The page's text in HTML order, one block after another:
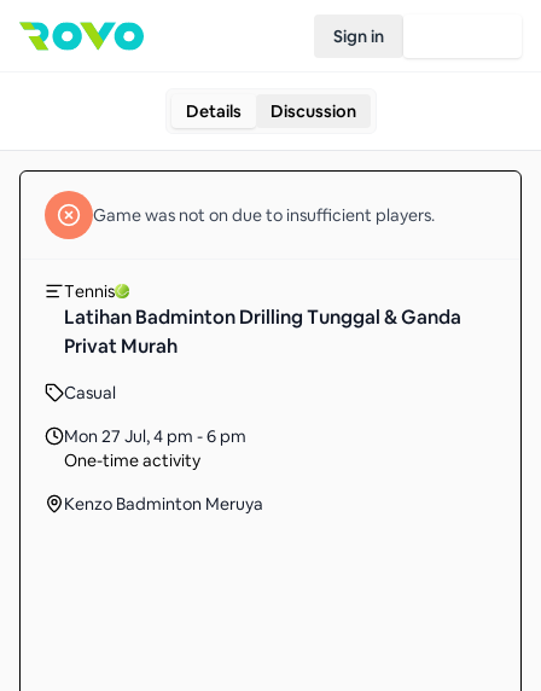
Sign in
Details Discussion
Gamewas not on due to insufficient players.
Tennis
Latihan Badminton Drilling Tunggal & Ganda
Privat Murah
Casual
Mon 27 Jul,4 pm - 6 pm
One-time activity
Kenzo Badminton Meruya